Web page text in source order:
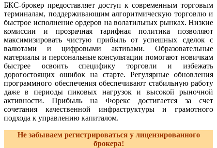
БКС-брокер предоставляет доступ к современным торговым
терминалам, поддерживающим алгоритмическую торговлю и
быстрое исполнение ордеров на волатильных рынках. Низкие
комиссии и прозрачная тарифная политика позволяют
максимизировать чистую прибыль от успешных сделок с
валютами и цифровыми активами. Образовательные
материалы и персональные консультации помогают новичкам
быстрее освоить специфику торговли и избежать
дорогостоящих ошибок на старте. Регулярные обновления
программного обеспечения обеспечивают стабильную работу
даже в периоды пиковых нагрузок и высокой рыночной
активности. Прибыль на Форекс достигается за счет
сочетания качественной инфраструктуры и грамотного
подхода к управлению капиталом.
Не забываем регистрироваться у лицензированного
брокера!